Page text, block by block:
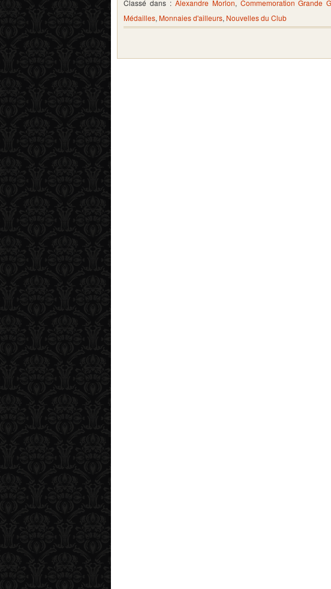
Classé dans : Alexandre Morlon, Commemoration Grande
Médailles, Monnaies d'ailleurs, Nouvelles du Club